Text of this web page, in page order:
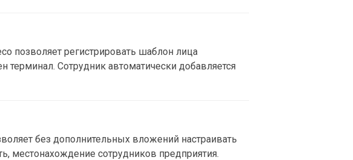
позволяет регистрировать шаблон лица
терминал. Сотрудник автоматически добавляется
без дополнительных вложений настраивать
местонахождение сотрудников предприятия.